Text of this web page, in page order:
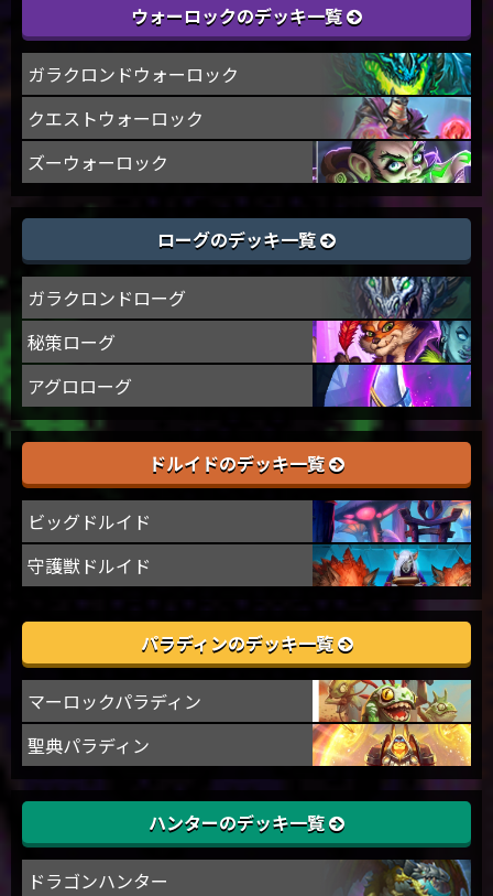
ウォーロックのデッキ一覧
ガラクロンドウォーロック
クエストウォーロック
ズーウォーロック
ローグのデッキ一覧
ガラクロンドローグ
秘策ローグ
アグロローグ
ドルイドのデッキ一覧
ビッグドルイド
守護獣ドルイド
パラディンのデッキ一覧
マーロックパラディン
聖典パラディン
ハンターのデッキ一覧
ドラゴンハンター